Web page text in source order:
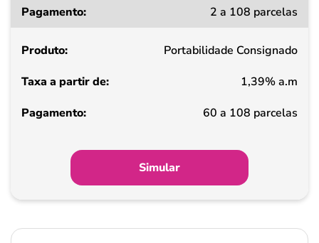
a
de
Pagamento
2 a 108 parcelas
Portabilidade Consignado
1,39% a.m
60 a 108 parcelas
Simular